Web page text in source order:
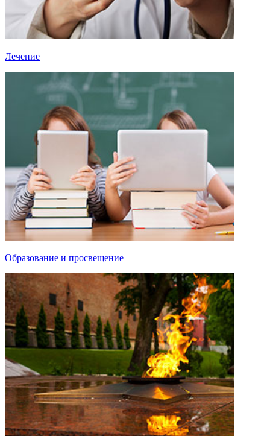
Лечение
Образование и просвещение